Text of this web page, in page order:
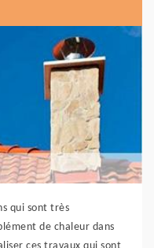
qui sont très
de chaleur dans